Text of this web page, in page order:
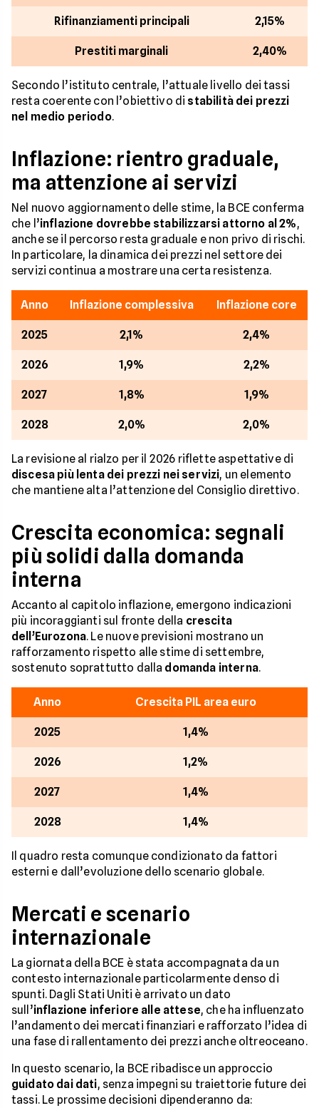
Rifinanziamenti principali 2,15%
Prestiti marginali 2,40%
Secondo l’istituto centrale, l’attuale livello dei tassi
resta coerente con l’obiettivo di stabilità dei prezzi
nel medio periodo.
Inflazione: rientro graduale,
ma attenzione ai servizi
Nel nuovo aggiornamento delle stime, la BCE conferma
che l’inflazione dovrebbe stabilizzarsi attorno al 2%,
anche se il percorso resta graduale e non privo di rischi.
In particolare, la dinamica dei prezzi nel settore dei
servizi continua a mostrare una certa resistenza.
Anno Inflazione complessiva Inflazione core
2025 2,1% 2,4%
2026 1,9% 2,2%
2027 1,8% 1,9%
2028 2,0% 2,0%
La revisione al rialzo per il 2026 riflette aspettative di
discesa più lenta dei prezzi nei servizi, un elemento
che mantiene alta l’attenzione del Consiglio direttivo.
Crescita economica: segnali
più solidi dalla domanda
interna
Accanto al capitolo inflazione, emergono indicazioni
più incoraggianti sul fronte della crescita
dell’Eurozona. Le nuove previsioni mostrano un
rafforzamento rispetto alle stime di settembre,
sostenuto soprattutto dalla domanda interna.
Anno Crescita PIL area euro
2025 1,4%
2026 1,2%
2027 1,4%
2028 1,4%
Il quadro resta comunque condizionato da fattori
esterni e dall’evoluzione dello scenario globale.
Mercati e scenario
internazionale
La giornata della BCE è stata accompagnata da un
contesto internazionale particolarmente denso di
spunti. Dagli Stati Uniti è arrivato un dato
sull’inflazione inferiore alle attese, che ha influenzato
l’andamento dei mercati finanziari e rafforzato l’idea di
una fase di rallentamento dei prezzi anche oltreoceano.
In questo scenario, la BCE ribadisce un approccio
guidato dai dati, senza impegni su traiettorie future dei
tassi. Le prossime decisioni dipenderanno da: